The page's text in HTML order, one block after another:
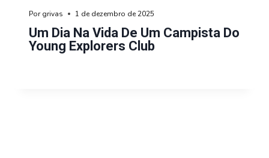
Um Dia Na Vida De Um Campista Do
Young Explorers Club
Por grivas 1 de dezembro de 2025